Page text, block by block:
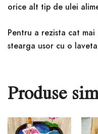
orice alt tip de ulei
Pentru a rezista cat
stearga usor cu o
Produse